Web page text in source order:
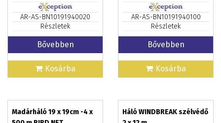
AR-AS-BN10191940020
Részletek
Bővebben
Kosárba
AR-AS-BN10191940100
Részletek
Bővebben
Kosárba
Madárháló 19 x 19cm -4 x
Háló WINDBREAK szélvédő